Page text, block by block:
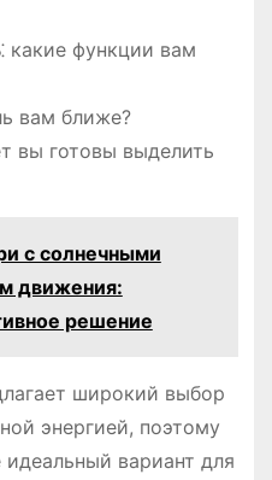
⁚ какие функции вам
вам ближе?
вы готовы выделить
с солнечными
движения:
решение
широкий выбор
энергией, поэтому
вариант для